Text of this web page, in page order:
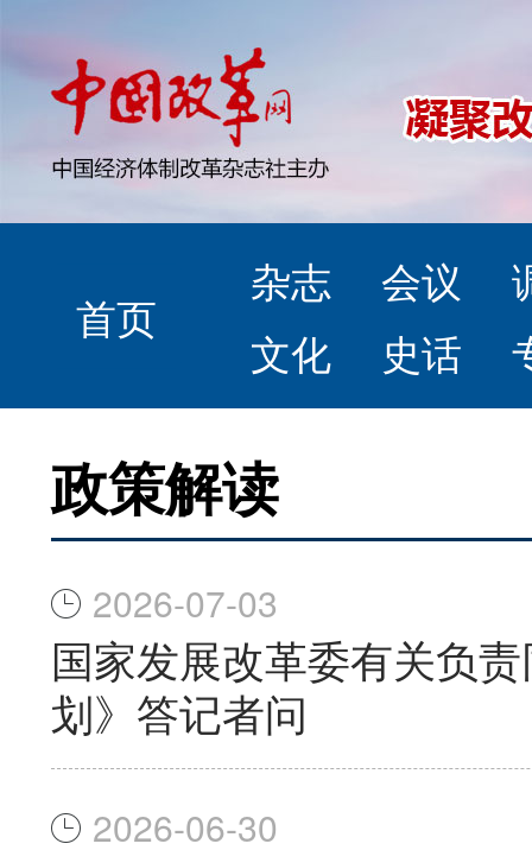
首页
杂志 会议
文化
史话
政策解读
2026-07-03
国家发展改革委有关负
划》答记者问
2026-06-30